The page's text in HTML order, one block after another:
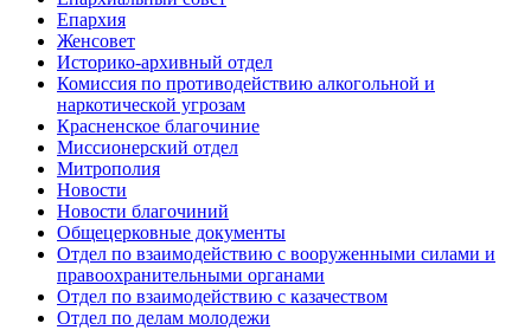
Епархия
Женсовет
Историко-архивный отдел
Комиссия по противодействию алкогольной и
наркотической угрозам
Красненское благочиние
Миссионерский отдел
Митрополия
Новости
Новости благочиний
Общецерковные документы
Отдел по взаимодействию с вооруженными силами и
правоохранительными органами
Отдел по взаимодействию с казачеством
Отдел по делам молодежи